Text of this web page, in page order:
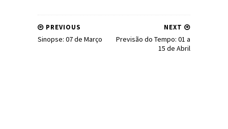
NEXT
Previsão do Tempo: 01 a
15 de Abril
PREVIOUS
Sinopse: 07 de Março